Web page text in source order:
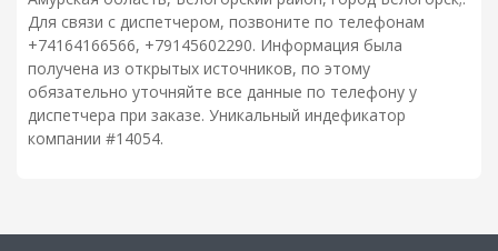
Для связи с диспетчером, позвоните по телефонам
+74164166566, +79145602290. Информация была
получена из открытых источников, по этому
обязательно уточняйте все данные по телефону у
диспетчера при заказе. Уникальный индефикатор
компании #14054.